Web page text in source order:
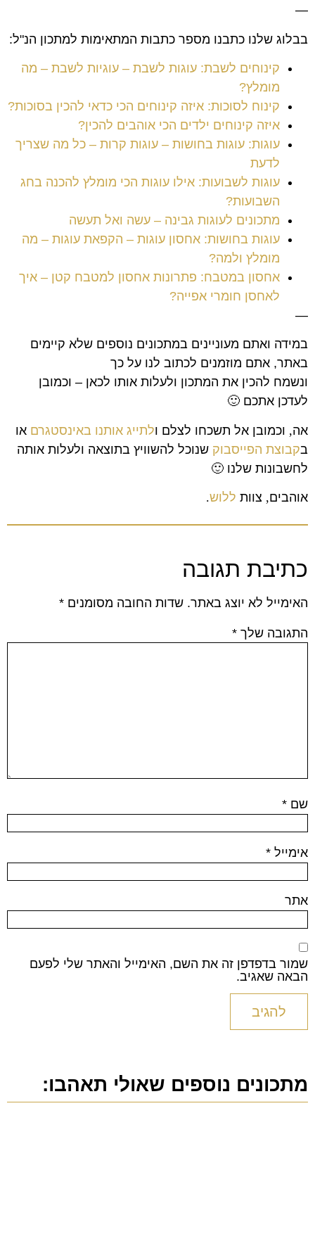
—
בבלוג שלנו כתבנו מספר כתבות המתאימות למתכון הנ"ל:
קינוחים לשבת: עוגות לשבת – עוגיות לשבת – מה
מומלץ?
קינוח לסוכות: איזה קינוחים הכי כדאי להכין בסוכות?
איזה קינוחים ילדים הכי אוהבים להכין?
עוגות: עוגות בחושות – עוגות קרות – כל מה שצריך
לדעת
עוגות לשבועות: אילו עוגות הכי מומלץ להכנה בחג
השבועות?
מתכונים לעוגות גבינה – עשה ואל תעשה
עוגות בחושות: אחסון עוגות – הקפאת עוגות – מה
מומלץ ולמה?
אחסון במטבח: פתרונות אחסון למטבח קטן – איך
לאחסן חומרי אפייה?
—
במידה ואתם מעוניינים במתכונים נוספים שלא קיימים
באתר, אתם מוזמנים לכתוב לנו על כך
ונשמח להכין את המתכון ולעלות אותו לכאן – וכמובן
לעדכן אתכם 🙂
אה, וכמובן אל תשכחו לצלם ולתייג אותנו באינסטגרם או
בקבוצת הפייסבוק שנוכל להשוויץ בתוצאה ולעלות אותה
לחשבונות שלנו 🙂
אוהבים, צוות ללוש.
כתיבת תגובה
האימייל לא יוצג באתר. שדות החובה מסומנים *
התגובה שלך *
שם *
אימייל *
אתר
שמור בדפדפן זה את השם, האימייל והאתר שלי לפעם
הבאה שאגיב.
מתכונים נוספים שאולי תאהבו: